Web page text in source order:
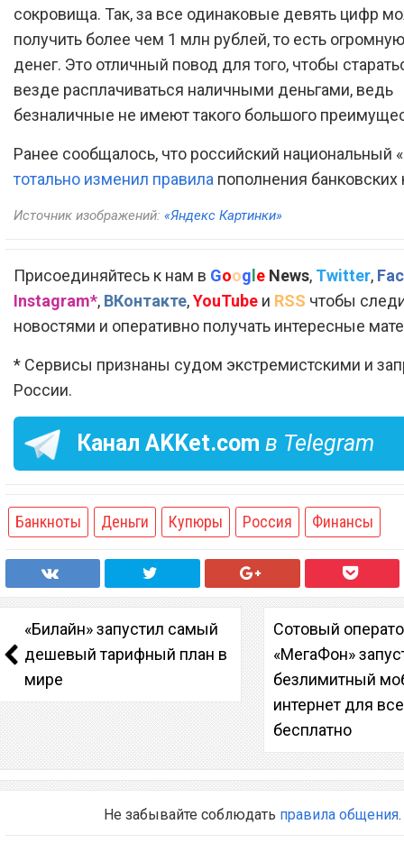
сокровища. Так, за все одинаковые девять цифр
получить более чем 1 млн рублей, то есть
денег. Это отличный повод для того, чтобы
везде расплачиваться наличными деньгами, ведь
безналичные не имеют такого большого
Ранее сообщалось, что российский национальный
тотально изменил правила пополнения банковских
Источник изображений: «Яндекс Картинки»
Присоединяйтесь к нам в Goog e News, Twitter,
Instagram*, ВКонтакте,YouTube и RSS чтобы
новостями и оперативно получать интересные
* Сервисы признаны судом экстремистскими и
России.
Канал AKKet.com в Telegram
Банкноты Деньги Купюры Россия Финансы
«Билайн» запустил самый
дешевый тарифный план в
мире
Сотовый
«МегаФон»
безлимитный
интернет для
бесплатно
Не забывайте соблюдать правила общения.